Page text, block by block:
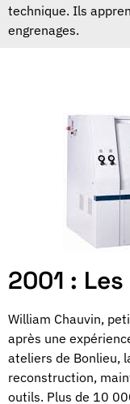
technique. Ils
engrenages.
2001 :
William Chauvin,
après une
ateliers de Bonlieu,
reconstruction,
outils. Plus de 10